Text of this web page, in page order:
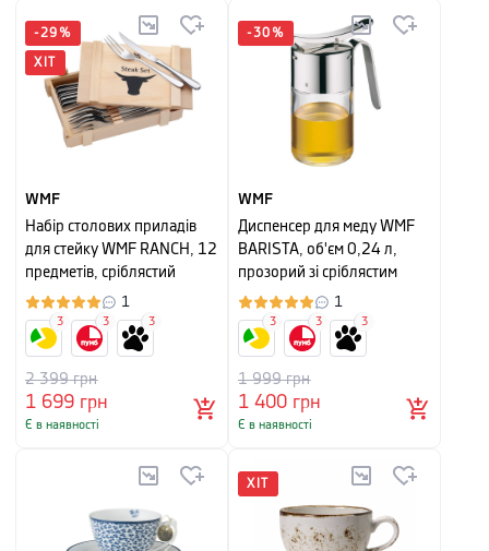
-29 %
ХІТ
WMF
Набір столових приладів
для стейку WMF RANCH, 12
предметів, сріблястий
1
1 699 грн
2 399грн
Є в наявності
3 3 3
-30 %
WMF
Диспенсер для меду WMF
BARISTA, об'єм 0,24 л,
прозорий зі сріблястим
1
1 400 грн
1 999грн
Є в наявності
3 3 3
ХІТ